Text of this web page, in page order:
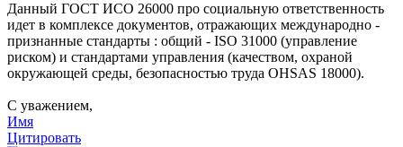
Данный ГОСТ ИСО 26000 про социальную ответственность
идет в комплексе документов, отражающих международно -
признанные стандарты : общий - ISO 31000 (управление
риском) и стандартами управления (качеством, охраной
окружающей среды, безопасностью труда OHSAS 18000).
С уважением,
Имя
Цитировать